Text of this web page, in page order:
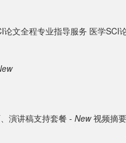
论文全程专业指导服务 医学SCI
演讲稿支持套餐 - New 视频摘